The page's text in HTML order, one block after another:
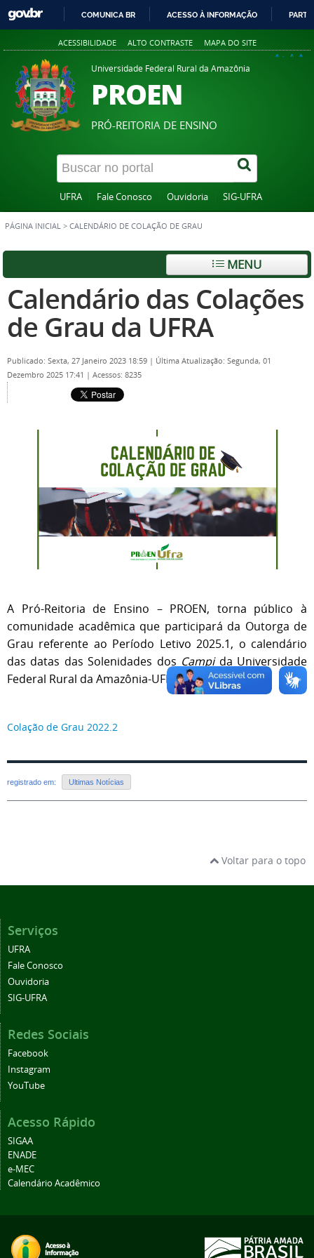
PARA
O
CONTEÚDO
COMUNICA BR ACESSO À INFORMAÇÃO
ACESSIBILIDADE ALTO CONTRASTE MAPA DO SITE
A+ A A-
Universidade Federal Rural da Amazônia
PROEN
PRÓ-REITORIA DE ENSINO
UFRA Fale Conosco Ouvidoria SIG-UFRA
PÁGINA INICIAL > CALENDÁRIO DE COLAÇÃO DE GRAU
MENU
Calendário das Colações
de Grau da UFRA
Publicado: Sexta, 27 Janeiro 2023 18:59 | Última Atualização: Segunda, 01
Dezembro 2025 17:41 | Acessos: 8235
A Pró-Reitoria de Ensino – PROEN, torna público à
comunidade acadêmica que participará da Outorga de
Grau referente ao Período Letivo 2025.1, o calendário
das datas das Solenidades dos Campida Universidade
Federal Rural da Amazônia-UFRA.Clique aqui
Colação de Grau 2022.2
registrado em: Ultimas Notícias
Voltar para o topo
Serviços
UFRA
Fale Conosco
Ouvidoria
SIG-UFRA
Redes Sociais
Facebook
Instagram
YouTube
Acesso Rápido
SIGAA
ENADE
e-MEC
Calendário Acadêmico